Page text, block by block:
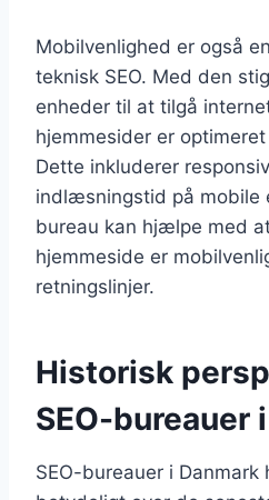
Mobilvenlighed er også
teknisk SEO. Med den
enheder til at tilgå
hjemmesider er
Dette inkluderer
indlæsningstid på mobile
bureau kan hjælpe med
hjemmeside er
retningslinjer.
Historisk
SEO-bureauer
SEO-bureauer i Danmark